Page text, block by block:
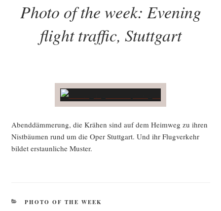
Photo of the week: Evening
flight traffic, Stuttgart
Abend­däm­me­rung, die Krä­hen sind auf dem Heim­weg zu ihren
Nist­bäu­men rund um die Oper Stutt­gart. Und ihr Flug­ver­kehr
bil­det erstaun­li­che Muster.
KATEGORIEN
PHOTO OF THE WEEK